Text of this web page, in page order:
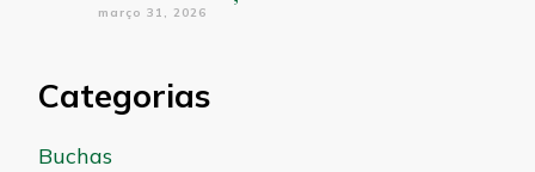
março 31, 2026
Categorias
Buchas